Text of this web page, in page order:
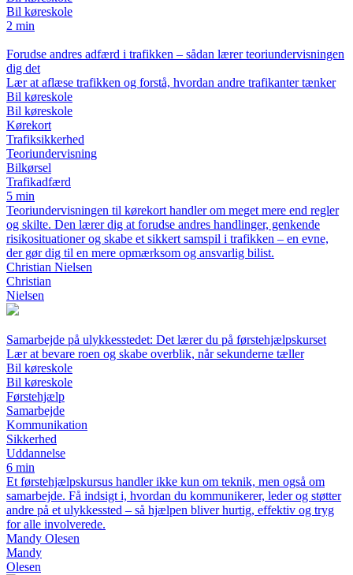
Bil køreskole
2 min
Forudse andres adfærd i trafikken – sådan lærer teoriundervisningen
dig det
Lær at aflæse trafikken og forstå, hvordan andre trafikanter tænker
Bil køreskole
Bil køreskole
Kørekort
Trafiksikkerhed
Teoriundervisning
Bilkørsel
Trafikadfærd
5 min
Teoriundervisningen til kørekort handler om meget mere end regler
og skilte. Den lærer dig at forudse andres handlinger, genkende
risikosituationer og skabe et sikkert samspil i trafikken – en evne,
der gør dig til en mere opmærksom og ansvarlig bilist.
Christian Nielsen
Christian
Nielsen
Samarbejde på ulykkesstedet: Det lærer du på førstehjælpskurset
Lær at bevare roen og skabe overblik, når sekunderne tæller
Bil køreskole
Bil køreskole
Førstehjælp
Samarbejde
Kommunikation
Sikkerhed
Uddannelse
6 min
Et førstehjælpskursus handler ikke kun om teknik, men også om
samarbejde. Få indsigt i, hvordan du kommunikerer, leder og støtter
andre på et ulykkessted – så hjælpen bliver hurtig, effektiv og tryg
for alle involverede.
Mandy Olesen
Mandy
Olesen